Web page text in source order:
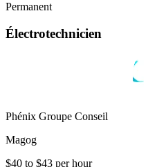
Permanent
Électrotechnicien
Phénix Groupe Conseil
Magog
$40 to $43 per hour